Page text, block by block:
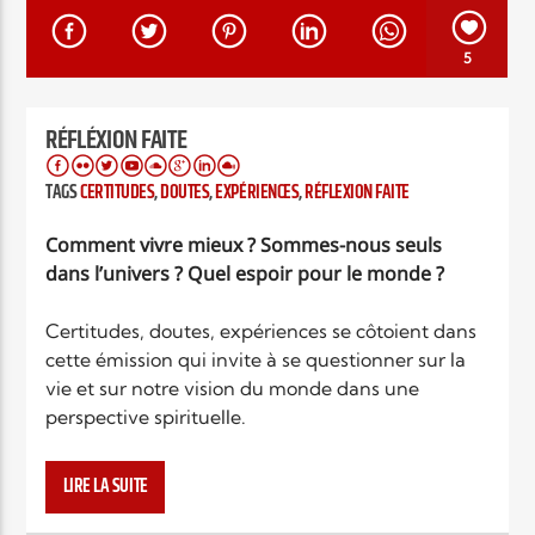
TITRE
Radio Elyon
Elyon Rhema
Elyon Hits
5
RÉFLÉXION FAITE
TAGSCERTITUDES,DOUTES,EXPÉRIENCES,RÉFLEXION FAITE
Comment vivre mieux ? Sommes-nous seuls
dans l’univers ? Quel espoir pour le monde ?
Certitudes, doutes, expériences se côtoient dans
cette émission qui invite à se questionner sur la
vie et sur notre vision du monde dans une
perspective spirituelle.
dans l’univers ? Quel espoir pour le monde ?
Certitudes, doutes, expériences se côtoient dans
LIRE LA SUITE